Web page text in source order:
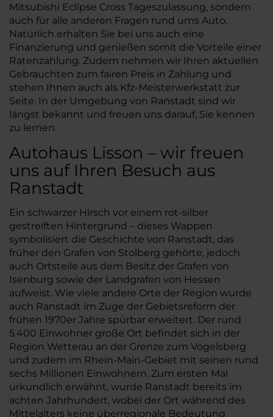
Mitsubishi Eclipse Cross Tageszulassung, sondern
auch für alle anderen Fragen rund ums Auto.
Natürlich erhalten Sie bei uns auch eine
Finanzierung und genießen somit die Vorteile einer
Ratenzahlung. Zudem nehmen wir Ihren aktuellen
Gebrauchten zum fairen Preis in Zahlung und
stehen Ihnen auch als Kfz-Meisterwerkstatt zur
Seite. In der Umgebung von Ranstadt sind wir
längst bekannt und freuen uns darauf, Sie kennen
zu lernen.
Autohaus Lisson – wir freuen
uns auf Ihren Besuch aus
Ranstadt
Ein schwarzer Hirsch vor einem rot-silber
gestreiften Hintergrund – dieses Wappen
symbolisiert die Geschichte von Ranstadt, das
früher den Grafen von Stolberg gehörte, jedoch
auch Ortsteile aus dem Besitz der Grafen von
Isenburg sowie der Landgrafen von Hessen
aufweist. Wie viele andere Orte der Region wurde
auch Ranstadt im Zuge der Gebietsreform der
frühen 1970er Jahre spürbar erweitert. Der rund
5.400 Einwohner große Ort befindet sich in der
Region Wetterau an der Grenze zum Vogelsberg
und zudem im Rhein-Main-Gebiet mit seinen rund
sechs Millionen Einwohnern. Zum ersten Mal
urkundlich erwähnt, wurde Ranstadt bereits im
achten Jahrhundert, wobei der Ort während des
Mittelalters keine überregionale Bedeutung